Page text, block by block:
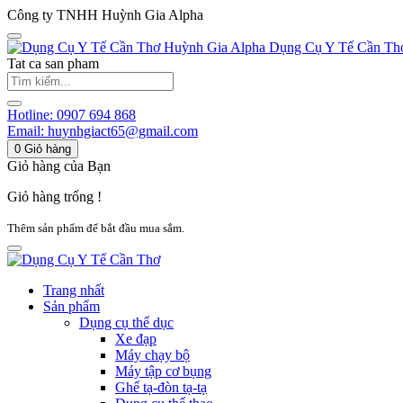
Công ty TNHH Huỳnh Gia Alpha
Huỳnh Gia Alpha Dụng Cụ Y Tế Cần
Tat ca san pham
Hotline: 0907 694 868
Email: huynhgiact65@gmail.com
0 Giỏ hàng
Giỏ hàng của Bạn
Giỏ hàng trống !
Thêm sản phẩm để bắt đầu mua sắm.
Trang nhất
Sản phẩm
Dụng cụ thể dục
Xe đạp
Máy chạy bộ
Máy tập cơ bụng
Ghế tạ-đòn tạ-tạ